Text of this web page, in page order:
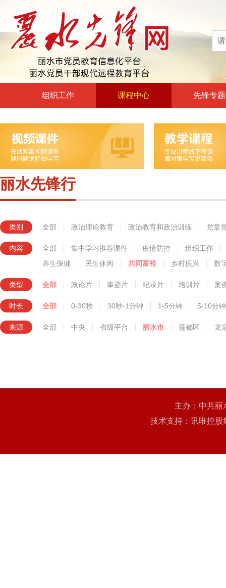
组织工作
领导动态
自身建设
组工文件
组工之窗
课程中心
政治教育和政治训练
党章党规党纪教育
革命传统教育
先锋专题
丽水先锋行
类别 全部 政治理论教育 政治教育和政治训练 党章
内容 全部 集中学习推荐课件 疫情防控
组织工作
养生保健
民生休闲 共同富裕 乡村振兴 数
类型 全部 政论片 事迹片 纪录片 培训片 案
时长 全部 0-30秒 30秒-1分钟 1-5分钟 5-10分钟
来源 全部 中央 省级平台 丽水市 莲都区 龙
主办：中共
技术支持：讯唯控